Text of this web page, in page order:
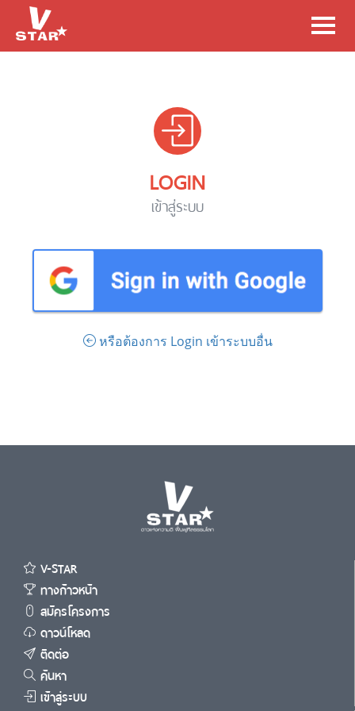
LOGIN
เข้าสู่ระบบ
หรือต้องการ Login เข้าระบบอื่น
V-STAR
ทางก้าวหน้า
สมัครโครงการ
ดาวน์โหลด
ติดต่อ
ค้นหา
เข้าสู่ระบบ